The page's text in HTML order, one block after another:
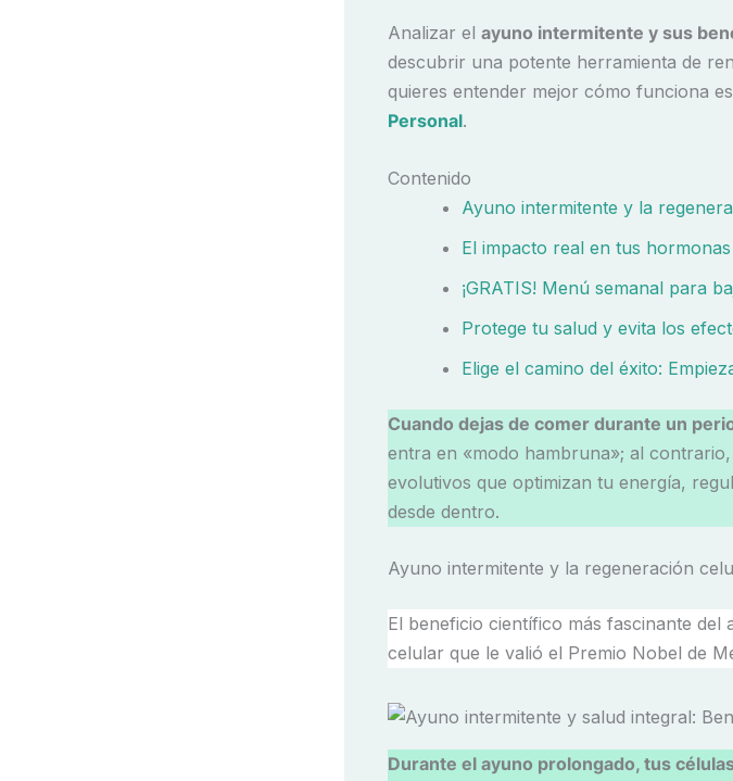
Analizar el ayuno intermitente y sus
descubrir una potente herramienta de
quieres entender mejor cómo funciona
Personal.
Contenido
Ayuno intermitente y la
El impacto real en tus
¡GRATIS! Menú semanal para
Protege tu salud y evita los
Elige el camino del éxito:
Cuando dejas de comer durante un
entra en «modo hambruna»; al
evolutivos que optimizan tu energía,
desde dentro.
Ayuno intermitente y la regeneración
El beneficio científico más fascinante del
celular que le valió el Premio Nobel de
Durante el ayuno prolongado, tus